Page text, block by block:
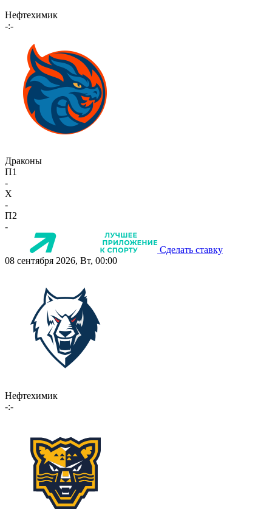
Нефтехимик
-:-
Драконы
П1
-
X
-
П2
-
Сделать ставку
08 сентября 2026, Вт, 00:00
Нефтехимик
-:-